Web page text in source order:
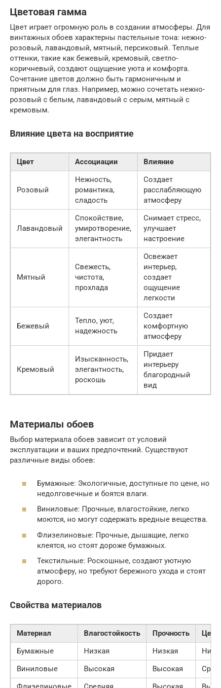
Цветовая гамма
Цвет играет огромную роль в создании атмосферы. Для
винтажных обоев характерны пастельные тона: нежно-
розовый, лавандовый, мятный, персиковый. Теплые
оттенки, такие как бежевый, кремовый, светло-
коричневый, создают ощущение уюта и комфорта.
Сочетание цветов должно быть гармоничным и
приятным для глаз. Например, можно сочетать нежно-
розовый с белым, лавандовый с серым, мятный с
кремовым.
Влияние цвета на восприятие
Цвет Ассоциации Влияние
Розовый
Нежность,
романтика,
сладость
Создает
расслабляющую
атмосферу
Лавандовый
Спокойствие,
умиротворение,
элегантность
Снимает стресс,
улучшает
настроение
Мятный
Свежесть,
чистота,
прохлада
Освежает
интерьер,
создает
ощущение
легкости
Бежевый
Тепло, уют,
надежность
Создает
комфортную
атмосферу
Кремовый
Изысканность,
элегантность,
роскошь
Придает
интерьеру
благородный
вид
Материалы обоев
Выбор материала обоев зависит от условий
эксплуатации и ваших предпочтений. Существуют
различные виды обоев:
Бумажные: Экологичные, доступные по цене, но
недолговечные и боятся влаги.
Виниловые: Прочные, влагостойкие, легко
моются, но могут содержать вредные вещества.
Флизелиновые: Прочные, дышащие, легко
клеятся, но стоят дороже бумажных.
Текстильные: Роскошные, создают уютную
атмосферу, но требуют бережного ухода и стоят
дорого.
Свойства материалов
Материал Влагостойкость Прочность
Цена
Бумажные
Низкая Низкая
Виниловые
Высокая Высокая